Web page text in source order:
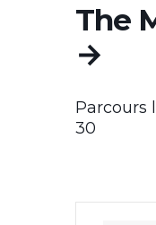
The
→
Parcours
30